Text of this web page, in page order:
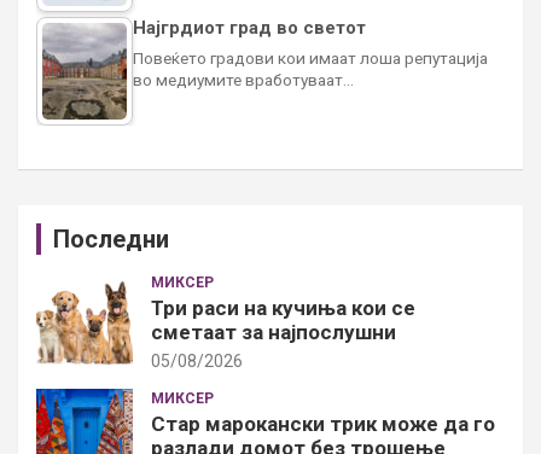
Најгрдиот град во светот
Повеќето градови кои имаат лоша репутација
во медиумите вработуваат…
Последни
МИКСЕР
Три раси на кучиња кои се
сметаат за најпослушни
05/08/2026
МИКСЕР
Стар марокански трик може да го
разлади домот без трошење